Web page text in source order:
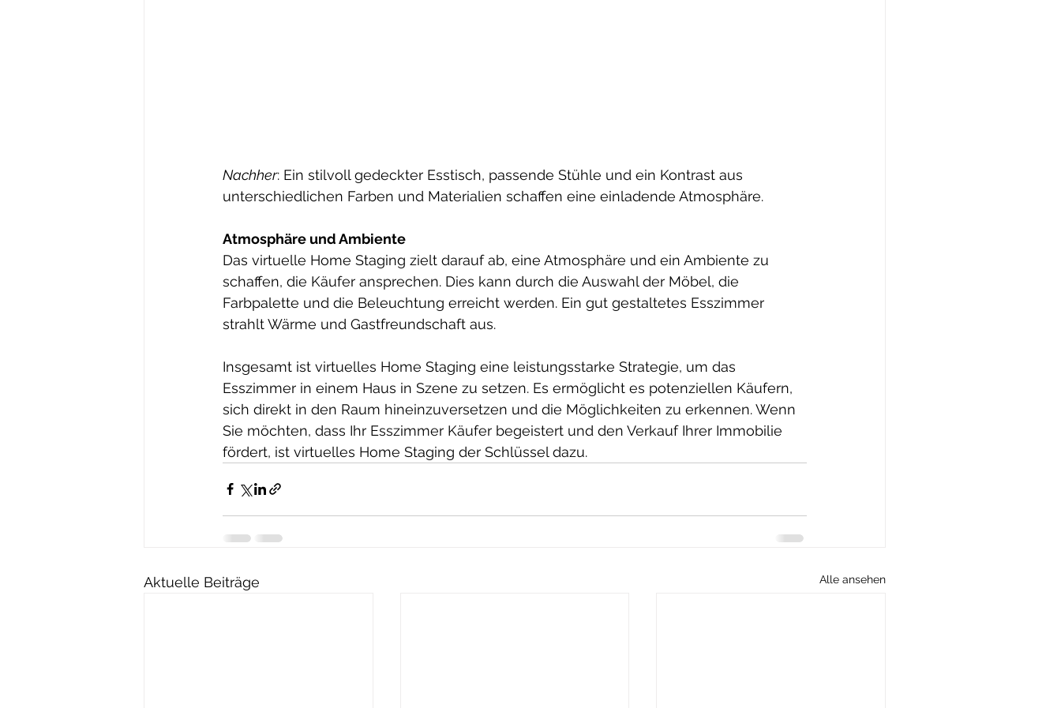
Nachher: Ein stilvoll gedeckter Esstisch, passende Stühle und ein Kontrast aus
unterschiedlichen Farben und Materialien schaffen eine einladende Atmosphäre.
Atmosphäre und Ambiente
Das virtuelle Home Staging zielt darauf ab, eine Atmosphäre und ein Ambiente zu
schaffen, die Käufer ansprechen. Dies kann durch die Auswahl der Möbel, die
Farbpalette und die Beleuchtung erreicht werden. Ein gut gestaltetes Esszimmer
strahlt Wärme und Gastfreundschaft aus.
Insgesamt ist virtuelles Home Staging eine leistungsstarke Strategie, um das
Esszimmer in einem Haus in Szene zu setzen. Es ermöglicht es potenziellen Käufern,
sich direkt in den Raum hineinzuversetzen und die Möglichkeiten zu erkennen. Wenn
Sie möchten, dass Ihr Esszimmer Käufer begeistert und den Verkauf Ihrer Immobilie
fördert, ist virtuelles Home Staging der Schlüssel dazu.
Aktuelle Beiträge Alle ansehen